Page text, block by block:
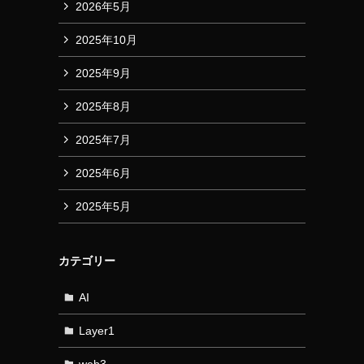
2026年5月
2025年10月
2025年9月
2025年8月
2025年7月
2025年6月
2025年5月
カテゴリー
AI
Layer1